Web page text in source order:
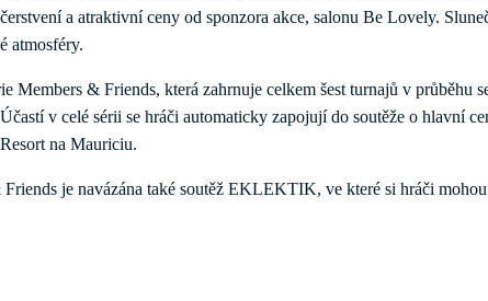
a atraktivní ceny od sponzora akce, salonu Be Lovely.
atmosféry.
Members & Friends, která zahrnuje celkem šest turnajů v
v celé sérii se hráči automaticky zapojují do soutěže o hlavní
na Mauriciu.
je navázána také soutěž EKLEKTIK, ve které si hráči